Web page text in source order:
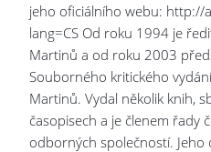
jeho oficiálního webu: http://
lang=CS Od roku 1994 je
Martinů a od roku 2003
Souborného kritického
Martinů. Vydal několik knih,
časopisech a je členem řady
odborných společností. Jeho